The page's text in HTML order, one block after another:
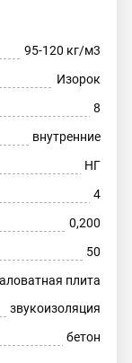
95-120 кг/м3
Изорок
8
внутренние
НГ
4
0,200
50
плита
звукоизоляция
бетон